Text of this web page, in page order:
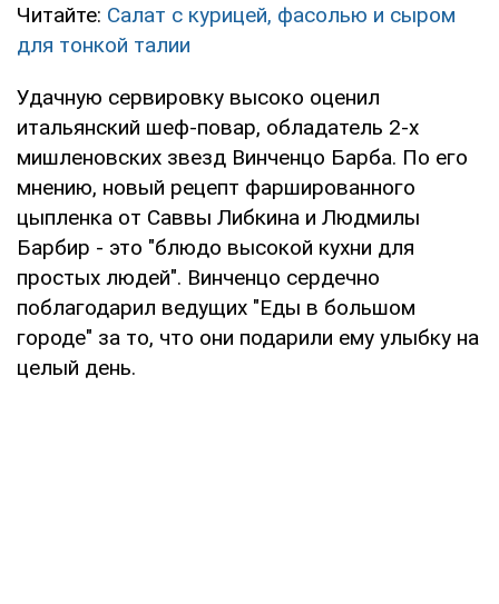
Читайте: Салат с курицей, фасолью и сыром
для тонкой талии
Удачную сервировку высоко оценил
итальянский шеф-повар, обладатель 2-х
мишленовских звезд Винченцо Барба. По его
мнению, новый рецепт фаршированного
цыпленка от Саввы Либкина и Людмилы
Барбир - это "блюдо высокой кухни для
простых людей". Винченцо сердечно
поблагодарил ведущих "Еды в большом
городе" за то, что они подарили ему улыбку на
целый день.